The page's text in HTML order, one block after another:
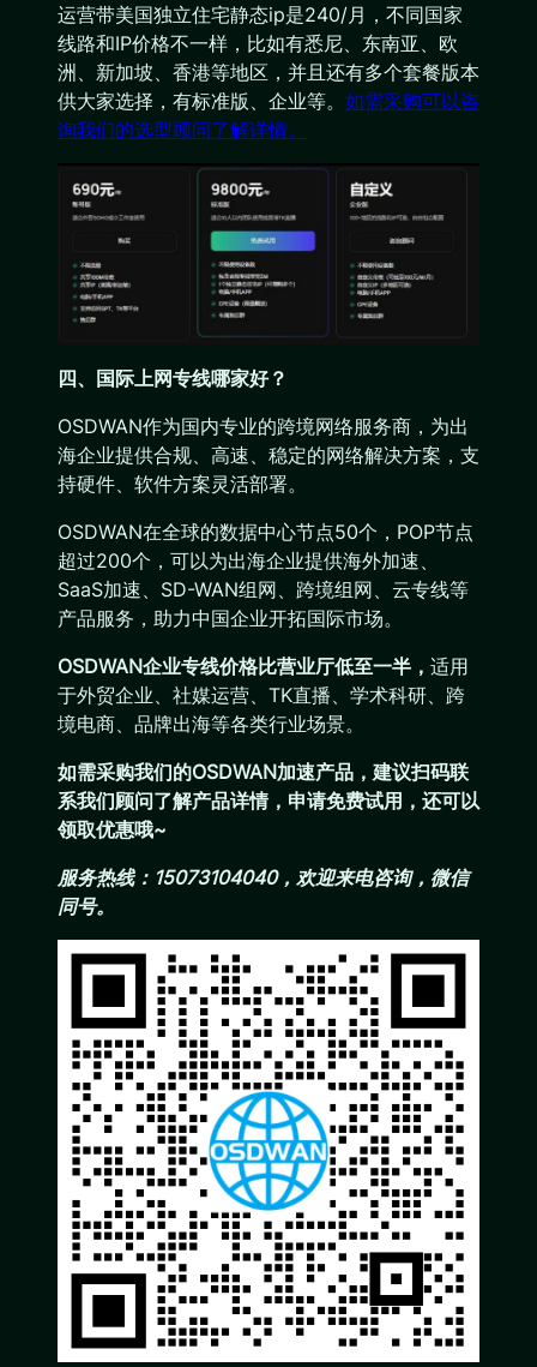
运营带美国独立住宅静态ip是240/月，不同国家
线路和IP价格不一样，比如有悉尼、东南亚、欧
洲、新加坡、香港等地区，并且还有多个套餐版本
供大家选择，有标准版、企业等。 如需采购可以咨
询我们的选型顾问了解详情。
四、国际上网专线哪家好？
OSDWAN作为国内专业的跨境网络服务商，为出
海企业提供合规、高速、稳定的网络解决方案，支
持硬件、软件方案灵活部署。
OSDWAN在全球的数据中心节点50个，POP节点
超过200个，可以为出海企业提供海外加速、
SaaS加速、SD-WAN组网、跨境组网、云专线等
产品服务，助力中国企业开拓国际市场。
OSDWAN企业专线价格比营业厅低至一半， 适用
于外贸企业、社媒运营、TK直播、学术科研、跨
境电商、品牌出海等各类行业场景。
如需采购我们的OSDWAN加速产品，建议扫码联
系我们顾问了解产品详情，申请免费试用，还可以
领取优惠哦~
服务热线：15073104040，欢迎来电咨询，微信
同号。